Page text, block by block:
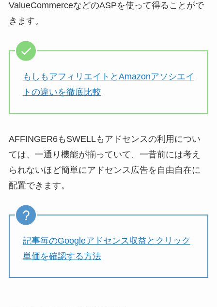
ValueCommerceなどのASPを使って得ることがで
きます。
もしもアフィリエイトとAmazonアソシエイ
トの違いを徹底比較
AFFINGER6もSWELLもアドセンスの利用につい
ては、一通り機能が揃っていて、一昔前には考え
られないほど簡単にアドセンス広告を自由自在に
配置できます。
記事毎のGoogleアドセンス収益とクリック
単価を確認する方法